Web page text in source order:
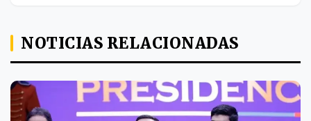
NOTICIAS RELACIONADAS